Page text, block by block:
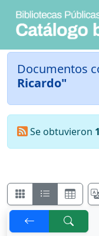
Documentos
Ricardo"
Se obtuvieron